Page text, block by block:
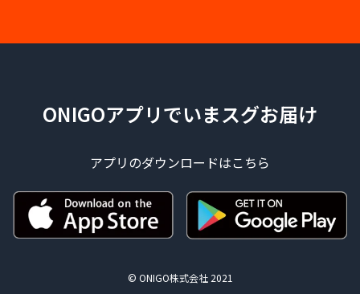
ONIGOアプリでいまスグお届け
アプリのダウンロードはこちら
© ONIGO株式会社 2021